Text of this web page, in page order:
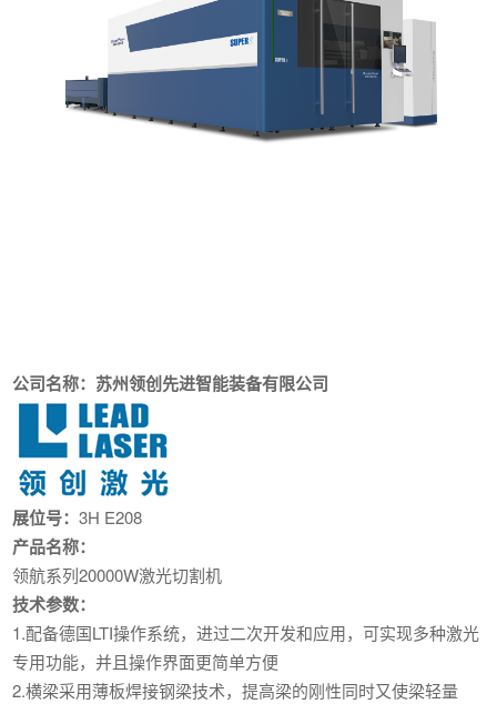
公司名称：苏州领创先进智能装备有限公司
展位号：3H E208
产品名称：
领航系列20000W激光切割机
技术参数：
1.配备德国LTI操作系统，进过二次开发和应用，可实现多种激光
专用功能，并且操作界面更简单方便
2.横梁采用薄板焊接钢梁技术，提高梁的刚性同时又使梁轻量